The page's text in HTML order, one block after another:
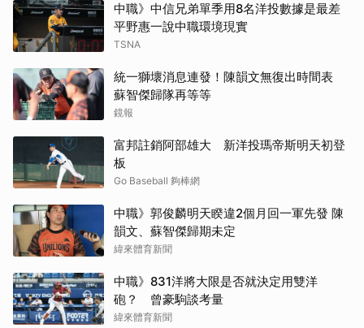
中職》中信兄弟單季用8名洋投數據是最差
平野惠一說中職環境現實
TSNA
統一獅壞消息連發！陳韻文無復出時間表
蘇智傑歸隊再等等
鏡報
富邦註銷阿部雄大 新洋投瑪帝斯明天初登
板
Go Baseball 夠棒網
中職》郭俊麟明天睽違2個月回一軍先發 陳
韻文、蘇智傑歸期未定
緯來體育新聞
中職》831洋將大限是否就決定用雙洋
砲？ 曾豪駒談考量
緯來體育新聞